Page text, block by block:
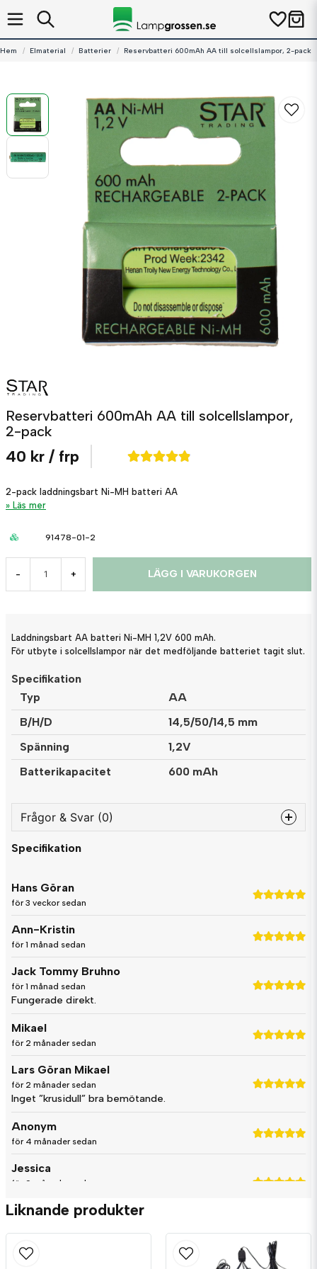
Hem Elmaterial Batterier Reservbatteri 600mAh AA till solcellslampor, 2-pack
Reservbatteri 600mAh AA till solcellslampor,
2-pack
40 kr / frp
2-pack laddningsbart Ni-MH batteri AA
Läs mer
91478-01-2
- + LÄGG I VARUKORGEN
Laddningsbart AA batteri Ni-MH 1,2V 600 mAh.
För utbyte i solcellslampor när det medföljande batteriet tagit slut.
Specifikation
Typ
AA
B/H/D
14,5/50/14,5 mm
Spänning
1,2V
Batterikapacitet
600 mAh
Frågor & Svar (0)
question
name
Namn
email
Mejladress
Ja, ni får publicera min fråga
Specifikation
Hans Göran
för 3 veckor sedan
Ann-Kristin
för 1 månad sedan
Jack Tommy Bruhno
för 1 månad sedan
Fungerade direkt.
Mikael
för 2 månader sedan
Lars Göran Mikael
för 2 månader sedan
Inget ”krusidull” bra bemötande.
Anonym
för 4 månader sedan
Jessica
för 9 månader sedan
Liknande produkter